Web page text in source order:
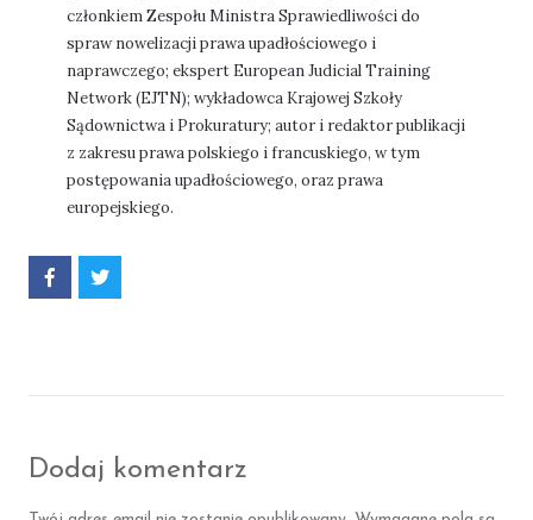
członkiem Zespołu Ministra Sprawiedliwości do
spraw nowelizacji prawa upadłościowego i
naprawczego; ekspert European Judicial Training
Network (EJTN); wykładowca Krajowej Szkoły
Sądownictwa i Prokuratury; autor i redaktor publikacji
z zakresu prawa polskiego i francuskiego, w tym
postępowania upadłościowego, oraz prawa
europejskiego.
o
F
a
o
T
w
Dodaj komentarz